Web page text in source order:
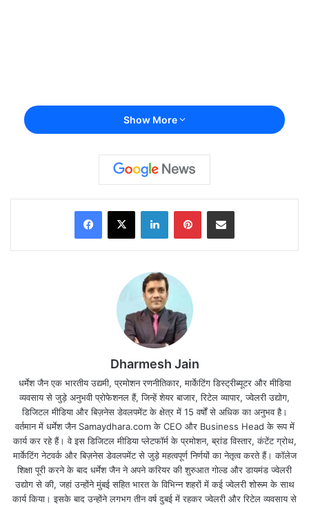
मेष – चू, चे, चो, ला, ली, लू, ले, लो, आ (Aries):
व्यापार में लाभ होने के साथ-साथ आज लक्ष्मी जी की कृपा आप पर
बनी रहेंगी l कोई अचानक धन मिलने की सम्भावना है l माँ लक्ष्मी
की पूजा से विशेष लाभ होगा l
Show More
Dharmesh Jain
धर्मेश जैन एक भारतीय उद्यमी, प्रमोशन रणनीतिकार, मार्केटिंग डिस्ट्रीब्यूटर और मीडिया
व्यवसाय से जुड़े अनुभवी प्रोफेशनल हैं, जिन्हें शेयर बाजार, रिटेल व्यापार, ज्वेलरी उद्योग,
डिजिटल मीडिया और बिज़नेस डेवलपमेंट के क्षेत्र में 15 वर्षों से अधिक का अनुभव है।
वर्तमान में धर्मेश जैन Samaydhara.com के CEO और Business Head के रूप में
कार्य कर रहे हैं। वे इस डिजिटल मीडिया प्लेटफॉर्म के प्रमोशन, ब्रांड विस्तार, कंटेंट ग्रोथ,
मार्केटिंग नेटवर्क और बिज़नेस डेवलपमेंट से जुड़े महत्वपूर्ण निर्णयों का नेतृत्व करते हैं। कॉलेज
शिक्षा पूरी करने के बाद धर्मेश जैन ने अपने करियर की शुरुआत गोल्ड और डायमंड ज्वेलरी
उद्योग से की, जहां उन्होंने मुंबई सहित भारत के विभिन्न शहरों में कई ज्वेलरी शोरूम के साथ
कार्य किया। इसके बाद उन्होंने लगभग तीन वर्ष दुबई में रहकर ज्वेलरी और रिटेल व्यवसाय से